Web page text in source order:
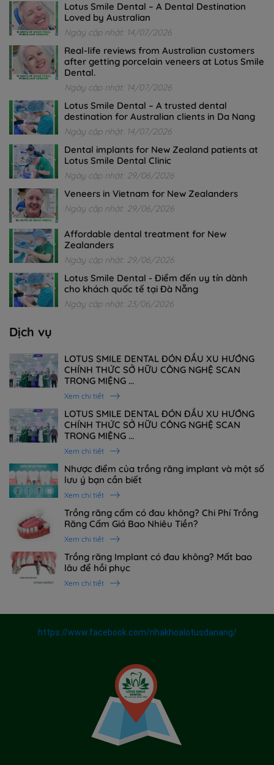
Lotus Smile Dental – A Dental Destination
Loved by Australian
Ngày cập nhật: 14/07/2026
Real-life reviews from Australian customers
after getting porcelain veneers at Lotus Smile
Dental.
Ngày cập nhật: 14/07/2026
Lotus Smile Dental – A trusted dental
destination for Australian clients in Da Nang
Ngày cập nhật: 14/07/2026
Dental implants for New Zealand patients at
Lotus Smile Dental Clinic
Ngày cập nhật: 29/06/2026
Veneers in Vietnam for New Zealanders
Ngày cập nhật: 29/06/2026
Affordable dental treatment for New
Zealanders
Ngày cập nhật: 29/06/2026
Lotus Smile Dental - Điểm đến uy tín dành
cho khách quốc tế tại Đà Nẵng
Ngày cập nhật: 23/06/2026
Dịch vụ
LOTUS SMILE DENTAL ĐÓN ĐẦU XU HƯỚNG
CHÍNH THỨC SỞ HỮU CÔNG NGHỆ SCAN
TRONG MIỆNG ...
Xem chi tiết
LOTUS SMILE DENTAL ĐÓN ĐẦU XU HƯỚNG
CHÍNH THỨC SỞ HỮU CÔNG NGHỆ SCAN
TRONG MIỆNG ...
Xem chi tiết
Nhược điểm của trồng răng implant và một số
lưu ý bạn cần biết
Xem chi tiết
Trồng răng cấm có đau không? Chi Phí Trồng
Răng Cấm Giá Bao Nhiêu Tiền?
Xem chi tiết
Trồng răng Implant có đau không? Mất bao
lâu để hồi phục
Xem chi tiết
https://www.facebook.com/nhakhoalotusdanang/